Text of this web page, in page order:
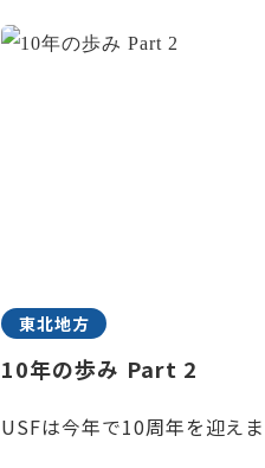
東北地方
10年の歩み Part 2
USFは今年で10周年を迎えま